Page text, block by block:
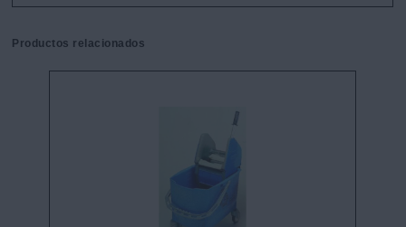
Productos relacionados